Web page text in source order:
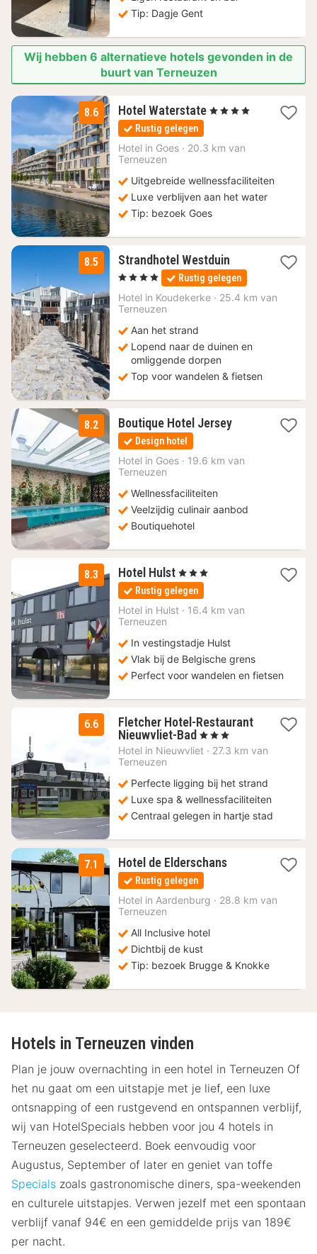
Tip: Dagje Gent
Wij hebben 6 alternatieve hotels gevonden in de
buurt van Terneuzen
8.6 Hotel Waterstate 1
99
, 4 Sterren
Rustig gelegen
Hotel in Goes · 20.3 km van
Terneuzen
Uitgebreide wellnessfaciliteiten
Luxe verblijven aan het water
Tip: bezoek Goes
8.5 Strandhotel Westduin1
nacht
vanaf
117
, 4 Sterren Rustig gelegen
Hotel in Koudekerke · 25.4 km van
Terneuzen
Aan het strand
Lopend naar de duinen en
omliggende dorpen
Top voor wandelen & fietsen
8.2 Boutique Hotel Jersey1
161,50
Design hotel
Hotel in Goes · 19.6 km van
Terneuzen
Wellnessfaciliteiten
Veelzijdig culinair aanbod
Boutiquehotel
8.3 Hotel Hulst 3
nachten
vanaf
112,33
, 3 Sterren
Rustig gelegen
Hotel in Hulst · 16.4 km van
Terneuzen
In vestingstadje Hulst
Vlak bij de Belgische grens
Perfect voor wandelen en fietsen
6.6
Fletcher Hotel-Restaurant
Nieuwvliet-Bad 1
nacht
€
, 3 Sterren
Hotel in Nieuwvliet · 27.3 km van
Terneuzen
Perfecte ligging bij het strand
Luxe spa & wellnessfaciliteiten
Centraal gelegen in hartje stad
7.1 Hotel de Elderschans1
109
Rustig gelegen
Hotel in Aardenburg · 28.8 km van
Terneuzen
All Inclusive hotel
Dichtbij de kust
Tip: bezoek Brugge & Knokke
Hotels in Terneuzen vinden
Plan je jouw overnachting in een hotel in Terneuzen Of
het nu gaat om een uitstapje met je lief, een luxe
ontsnapping of een rustgevend en ontspannen verblijf,
wij van HotelSpecials hebben voor jou 4 hotels in
Terneuzen geselecteerd. Boek eenvoudig voor
Augustus, September of later en geniet van toffe
Specials zoals gastronomische diners, spa-weekenden
en culturele uitstapjes. Verwen jezelf met een spontaan
verblijf vanaf 94€ en een gemiddelde prijs van 189€
per nacht.